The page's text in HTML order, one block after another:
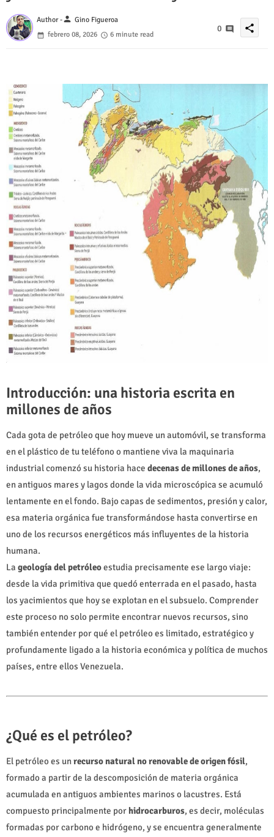
Author -person Gino Figueroa
febrero 08, 2026
6 minute read
0 share
Introducción: una historia escrita en
millones de años
Cada gota de petróleo que hoy mueve un automóvil, se transforma
en el plástico de tu teléfono o mantiene viva la maquinaria
industrial comenzó su historia hace decenas de millones de años,
en antiguos mares y lagos donde la vida microscópica se acumuló
lentamente en el fondo. Bajo capas de sedimentos, presión y calor,
esa materia orgánica fue transformándose hasta convertirse en
uno de los recursos energéticos más influyentes de la historia
humana.
La geología del petróleoestudia precisamente ese largo viaje:
desde la vida primitiva que quedó enterrada en el pasado, hasta
los yacimientos que hoy se explotan en el subsuelo. Comprender
este proceso no solo permite encontrar nuevos recursos, sino
también entender por qué el petróleo es limitado, estratégico y
profundamente ligado a la historia económica y política de muchos
países, entre ellos Venezuela.
¿Qué es el petróleo?
El petróleo es unrecurso natural no renovable de origen fósil,
formado a partir de la descomposición de materia orgánica
acumulada en antiguos ambientes marinos o lacustres. Está
compuesto principalmente por hidrocarburos, es decir, moléculas
formadas por carbono e hidrógeno, y se encuentra generalmente